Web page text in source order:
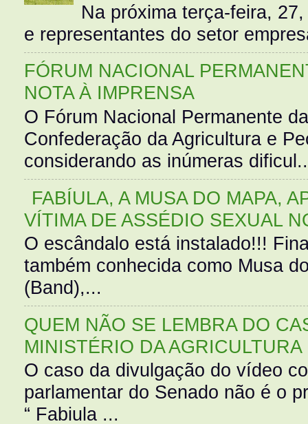
Na próxima terça-feira,
e representantes do setor
FÓRUM NACIONAL
NOTA À IMPRENSA
O Fórum Nacional Permanente
Confederação da Agricultura e
considerando as inúmeras
FABÍULA, A MUSA DO MAPA,
VÍTIMA DE ASSÉDIO SEXUAL
O escândalo está instalado!!!
também conhecida como Musa
(Band),...
QUEM NÃO SE LEMBRA DO
MINISTÉRIO DA AGRICULTURA
O caso da divulgação do vídeo
parlamentar do Senado não é o
“ Fabiula ...